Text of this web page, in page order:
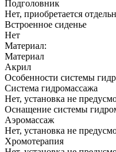
Подголовник
Нет, приобретается
Встроенное сиденье
Нет
Материал:
Материал
Акрил
Особенности системы
Система гидромассажа
Нет, установка не
Оснащение системы
Аэромассаж
Нет, установка не
Хромотерапия